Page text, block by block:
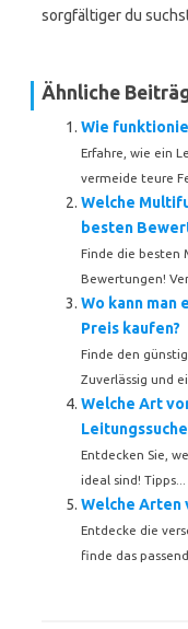
sorgfältiger du
Ähnliche
Wie
Erfahre, wie ein
vermeide teure
Welche
besten
Finde die
Bewertungen!
Wo kann man
Preis kaufen?
Finde den
Zuverlässig und
Welche Art
Entdecken Sie,
ideal sind! Tipps...
Welche Arten
Entdecke die
finde das